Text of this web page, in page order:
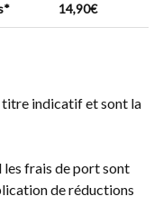
14,90€
titre indicatif et sont la
frais de port sont
de réductions